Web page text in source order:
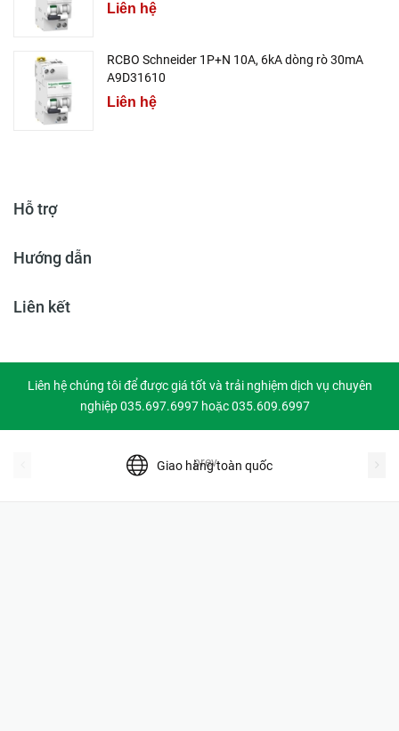
Liên hệ
RCBO Schneider 1P+N 10A, 6kA dòng rò 30mA
A9D31610
Liên hệ
Hỗ trợ
Hướng dẫn
Liên kết
Liên hệ chúng tôi để được giá tốt và trải nghiệm dịch vụ chuyên
nghiệp 035.697.6997 hoặc 035.609.6997
Giao hàng toàn quốc
prev